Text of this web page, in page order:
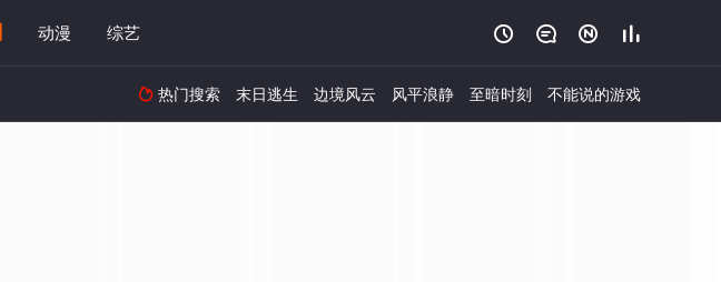
动漫 综艺    
 热门搜索 末日逃生 边境风云 风平浪静 至暗时刻 不能说的游戏